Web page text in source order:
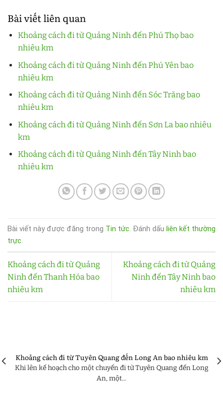
Bài viết liên quan
Khoảng cách đi từ Quảng Ninh đến Phú Thọ bao
nhiêu km
Khoảng cách đi từ Quảng Ninh đến Phú Yên bao
nhiêu km
Khoảng cách đi từ Quảng Ninh đến Sóc Trăng bao
nhiêu km
Khoảng cách đi từ Quảng Ninh đến Sơn La bao nhiêu
km
Khoảng cách đi từ Quảng Ninh đến Tây Ninh bao
nhiêu km
Bài viết này được đăng trong Tin tức. Đánh dấu liên kết thường
trực.
Khoảng cách đi từ Quảng
Ninh đến Thanh Hóa bao
nhiêu km
Khoảng cách đi từ Quảng
Ninh đến Tây Ninh bao
nhiêu km
Khoảng cách đi từ Tuyên Quang đến Long An bao nhiêu km
Khi lên kế hoạch cho một chuyến đi từ Tuyên Quang đến Long
An, một...